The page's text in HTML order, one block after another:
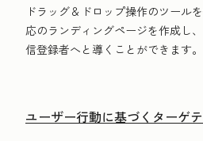
ドラッグ＆ドロップ操作のツール
応のランディングページを作成し
信登録者へと導くことができます。
ユーザー行動に基づくターゲ